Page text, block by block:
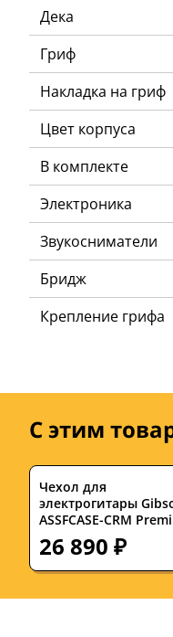
Дека
Гриф
Накладка на гриф
Цвет корпуса
В комплекте
Электроника
Звукосниматели
Бридж
Крепление грифа
С этим
Чехол для
электрогитары
ASSFCASE-CRM
Cream
26 890 ₽